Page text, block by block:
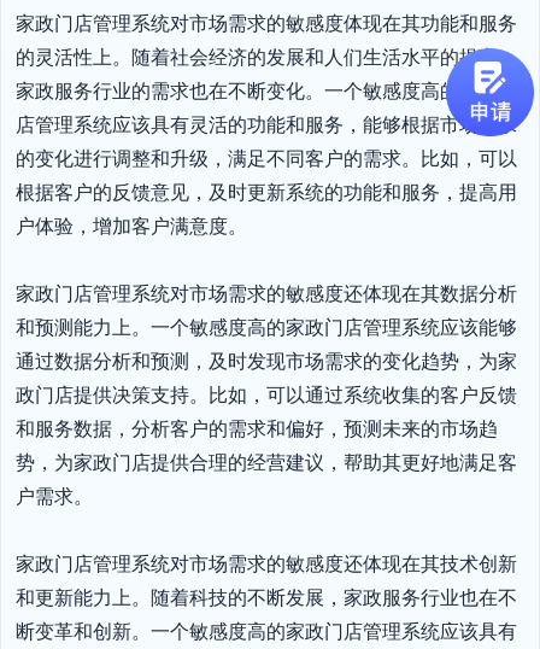
家政门店管理系统对市场需求的敏感度体现在其功能和服务
的灵活性上。随着社会经济的发展和人们生活水平的提高，
家政服务行业的需求也在不断变化。一个敏感度高的家政门
店管理系统应该具有灵活的功能和服务，能够根据市场需求
的变化进行调整和升级，满足不同客户的需求。比如，可以
根据客户的反馈意见，及时更新系统的功能和服务，提高用
户体验，增加客户满意度。
家政门店管理系统对市场需求的敏感度还体现在其数据分析
和预测能力上。一个敏感度高的家政门店管理系统应该能够
通过数据分析和预测，及时发现市场需求的变化趋势，为家
政门店提供决策支持。比如，可以通过系统收集的客户反馈
和服务数据，分析客户的需求和偏好，预测未来的市场趋
势，为家政门店提供合理的经营建议，帮助其更好地满足客
户需求。
家政门店管理系统对市场需求的敏感度还体现在其技术创新
和更新能力上。随着科技的不断发展，家政服务行业也在不
断变革和创新。一个敏感度高的家政门店管理系统应该具有